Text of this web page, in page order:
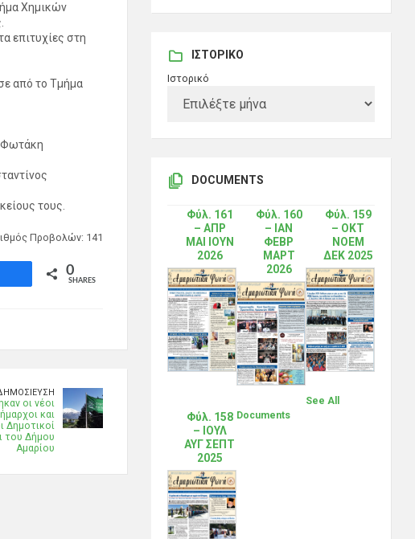
Χημικών
επιτυχίες στη
από το Τμήμα
Φωτάκη
τους.
Προβολών: 141
0
SHARES
οι νέοι
και
Δημοτικοί
του Δήμου
Αμαρίου
ΙΣΤΟΡΙΚΌ
Ιστορικό
DOCUMENTS
Φύλ. 161
– ΑΠΡ
ΜΑΙ ΙΟΥΝ
2026
Φύλ. 160
– ΙΑΝ
ΦΕΒΡ
ΜΑΡΤ
2026
Φύλ. 159
– ΟΚΤ
ΝΟΕΜ
ΔΕΚ 2025
Φύλ. 158
– ΙΟΥΛ
ΑΥΓ ΣΕΠΤ
2025
See All
Documents